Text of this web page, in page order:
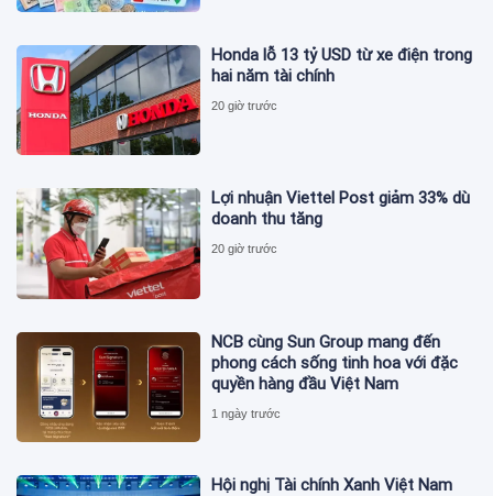
Honda lỗ 13 tỷ USD từ xe điện trong
hai năm tài chính
20 giờ trước
Lợi nhuận Viettel Post giảm 33% dù
doanh thu tăng
20 giờ trước
NCB cùng Sun Group mang đến
phong cách sống tinh hoa với đặc
quyền hàng đầu Việt Nam
1 ngày trước
Hội nghị Tài chính Xanh Việt Nam